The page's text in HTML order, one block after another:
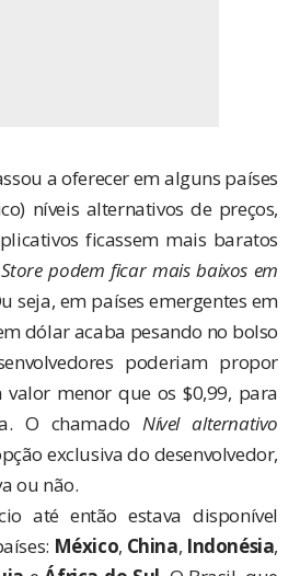
a oferecer em alguns países
níveis alternativos de preços,
ficassem mais baratos
podem ficar mais baixos em
seja, em países emergentes em
dólar acaba pesando no bolso
poderiam propor
menor que os $0,99, para
O chamadoNível alternativo
exclusiva do desenvolvedor,
ou não.
até então estava disponível
México, China, Indonésia,